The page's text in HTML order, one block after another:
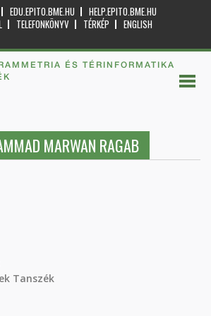
EDU.EPITO.BME.HU
HELP.EPITO.BME.HU
TELEFONKÖNYV TÉRKÉP
ENGLISH
ÉS TÉRINFORMATIKA
MARWAN RAGAB
Tanszék